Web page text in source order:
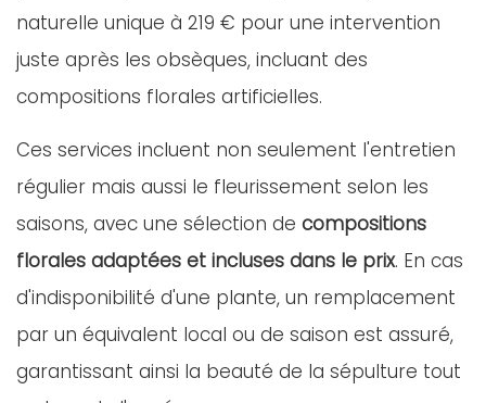
naturelle unique à 219 € pour une intervention
juste après les obsèques, incluant des
compositions florales artificielles.
Ces services incluent non seulement l'entretien
régulier mais aussi le fleurissement selon les
saisons, avec une sélection de compositions
florales adaptées et incluses dans le prix. En cas
d'indisponibilité d'une plante, un remplacement
par un équivalent local ou de saison est assuré,
garantissant ainsi la beauté de la sépulture tout